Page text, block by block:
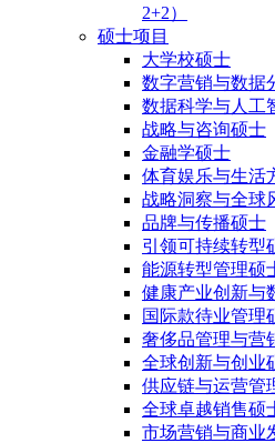
2+2）
硕士项目
大学校硕士
数字营销与数据
数据科学与人工
战略与咨询硕士
金融学硕士
体育娱乐与生活
战略洞察与全球
品牌与传播硕士
引领可持续转型
能源转型管理硕
健康产业创新与
国际款待业管理
奢侈品管理与营
全球创新与创业
供应链与运营管
全球卓越销售硕
市场营销与商业